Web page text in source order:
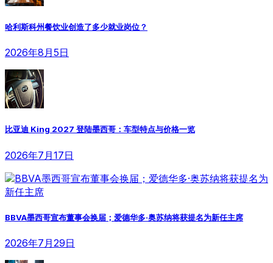
哈利斯科州餐饮业创造了多少就业岗位？
2026年8月5日
比亚迪 King 2027 登陆墨西哥：车型特点与价格一览
2026年7月17日
BBVA墨西哥宣布董事会换届；爱德华多·奥苏纳将获提名为新任主席
2026年7月29日